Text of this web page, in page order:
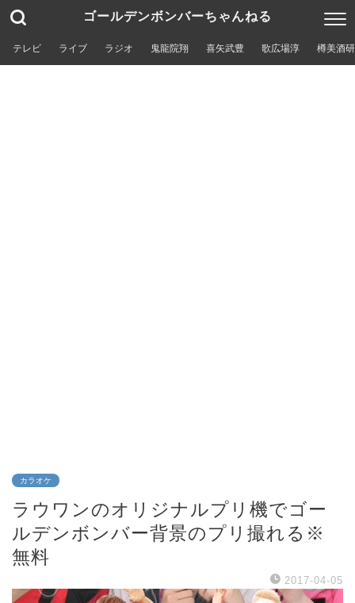
ゴールデンボンバーちゃんねる
テレビ ライブ ラジオ 鬼龍院翔 喜矢武豊 歌広場淳 樽美酒
カラオケ
ラウワンのオリジナルプリ機でゴー
ルデンボンバー背景のプリ撮れる※
無料
2017-04-05